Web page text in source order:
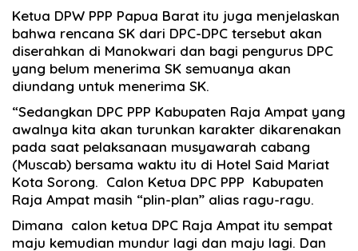
Ketua DPW PPP Papua Barat itu juga menjelaskan
bahwa rencana SK dari DPC-DPC tersebut akan
diserahkan di Manokwari dan bagi pengurus DPC
yang belum menerima SK semuanya akan
diundang untuk menerima SK.
“Sedangkan DPC PPP Kabupaten Raja Ampat yang
awalnya kita akan turunkan karakter dikarenakan
pada saat pelaksanaan musyawarah cabang
(Muscab) bersama waktu itu di Hotel Said Mariat
Kota Sorong. Calon Ketua DPC PPP Kabupaten
Raja Ampat masih “plin-plan” alias ragu-ragu.
Dimana calon ketua DPC Raja Ampat itu sempat
maju kemudian mundur lagi dan maju lagi. Dan